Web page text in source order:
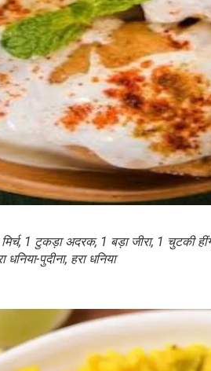
1 टुकड़ा अदरक, 1 बड़ा जीरा, 1 चुटकी
पुदीना, हरा धनिया
शेयर करें -